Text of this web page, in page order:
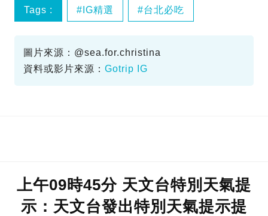
Tags : IG精選 台北必吃
圖片來源：@sea.for.christina
資料或影片來源： Gotrip IG
上午09時45分 天文台特別天氣提
示：天文台發出特別天氣提示提